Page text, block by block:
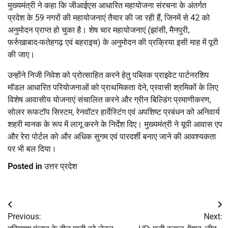
मुख्यमंत्री ने कहा कि जीआईएस आधारित महायोजना संरचना के अंतर्गत
प्रदेश के 59 नगरों की महायोजनाएं तैयार की जा रही हैं, जिनमें से 42 को
अनुमोदन प्राप्त हो चुका है। शेष चार महायोजनाएं (झांसी, मैनपुरी,
फर्रुखाबाद-फतेहगढ़ एवं बहराइच) के अनुमोदन की प्रक्रिया इसी माह में पूरी
की जाए।
उन्होंने निजी निवेश को प्रोत्साहित करने हेतु पब्लिक प्राइवेट पार्टनरशिप
मॉडल आधारित परियोजनाओं को प्राथमिकता देने, प्रवासी श्रमिकों के लिए
विशेष आवासीय योजनाएं संचालित करने और ग्रीन बिल्डिंग प्रमाणीकरण,
सोलर रूफटॉप सिस्टम, रेनवॉटर हार्वेस्टिंग एवं अपशिष्ट प्रबंधन को अनिवार्य
शहरी मानक के रूप में लागू करने के निर्देश दिए। मुख्यमंत्री ने यूपी आवास एप
और रेरा पोर्टल को और अधिक सुगम एवं पारदर्शी बनाए जाने की आवश्यकता
पर भी बल दिया।
Posted inउत्तर प्रदेश
Post
Previous:
Next: